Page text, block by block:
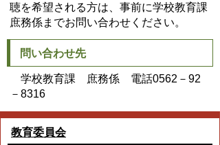
聴を希望される方は、事前に学校教育課
庶務係までお問い合わせください。
問い合わせ先
学校教育課 庶務係 電話0562－92
－8316
教育委員会